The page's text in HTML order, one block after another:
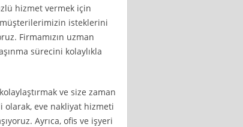
hizmet vermek için
müşterilerimizin isteklerini
Firmamızın uzman
sürecini kolaylıkla
ve size zaman
olarak, eve nakliyat hizmeti
Ayrıca, ofis ve işyeri